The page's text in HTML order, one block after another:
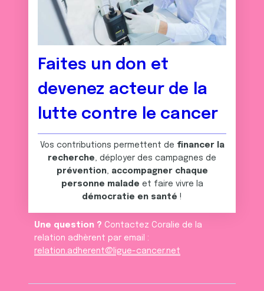
Faites un don et
devenez acteur de la
lutte contre le cancer
Vos contributions permettent de financer la
recherche, déployer des campagnes de
prévention, accompagner chaque
personne malade et faire vivre la
démocratie en santé !
Une question ? Contactez Coralie de la
relation adhèrent par email :
relation.adherent@ligue-cancer.net